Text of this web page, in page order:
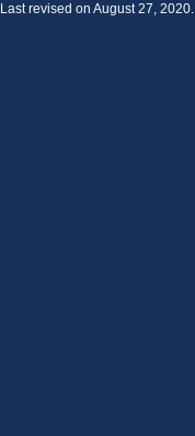
Last revised on August 27, 2020.